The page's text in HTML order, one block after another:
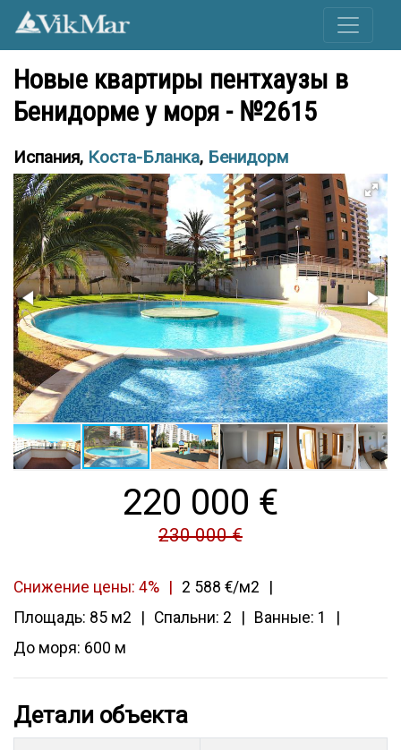
Новые квартиры пентхаузы в
Бенидорме у моря - №2615
Испания, Коста-Бланка, Бенидорм
220 000 €
230 000 €
Снижение цены: 4%
2 588 €/м2
Площадь: 85 м2
Спальни: 2
Ванные: 1
До моря: 600 м
Детали объекта